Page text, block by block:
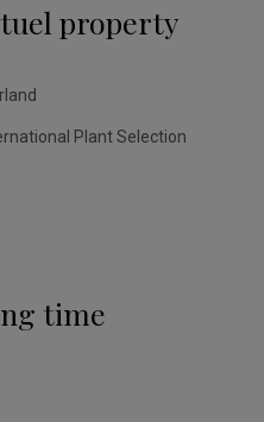
property
Plant Selection
time